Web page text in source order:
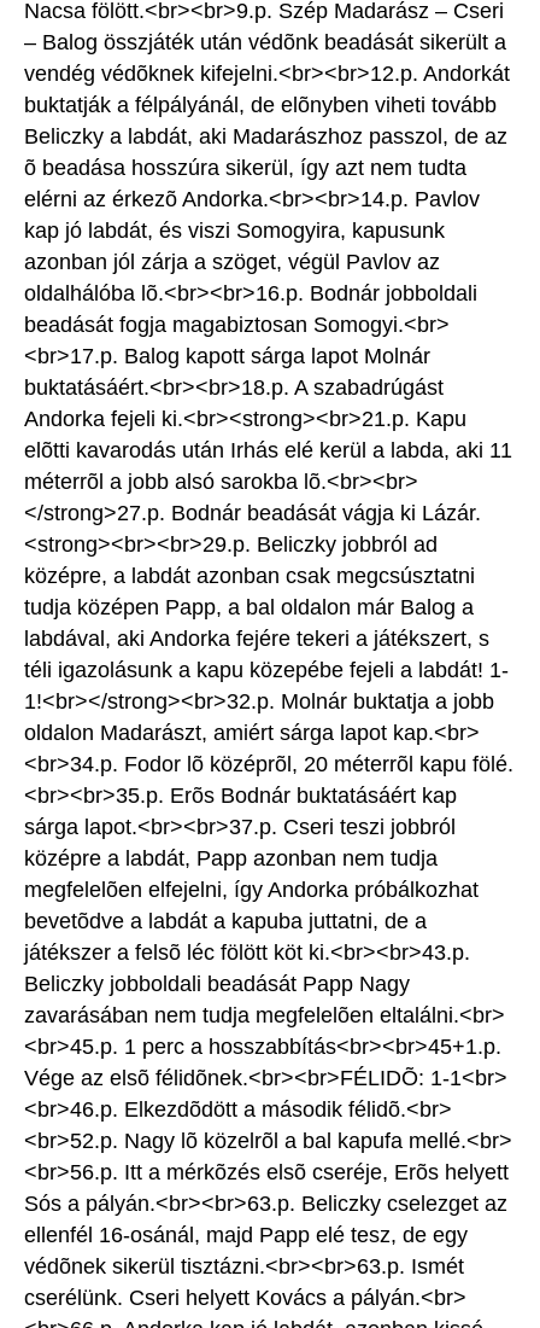
Nacsa fölött.<br><br>9.p. Szép Madarász – Cseri
– Balog összjáték után védõnk beadását sikerült a
vendég védõknek kifejelni.<br><br>12.p. Andorkát
buktatják a félpályánál, de elõnyben viheti tovább
Beliczky a labdát, aki Madarászhoz passzol, de az
õ beadása hosszúra sikerül, így azt nem tudta
elérni az érkezõ Andorka.<br><br>14.p. Pavlov
kap jó labdát, és viszi Somogyira, kapusunk
azonban jól zárja a szöget, végül Pavlov az
oldalhálóba lõ.<br><br>16.p. Bodnár jobboldali
beadását fogja magabiztosan Somogyi.<br>
<br>17.p. Balog kapott sárga lapot Molnár
buktatásáért.<br><br>18.p. A szabadrúgást
Andorka fejeli ki.<br><strong><br>21.p. Kapu
elõtti kavarodás után Irhás elé kerül a labda, aki 11
méterrõl a jobb alsó sarokba lõ.<br><br>
</strong>27.p. Bodnár beadását vágja ki Lázár.
<strong><br><br>29.p. Beliczky jobbról ad
középre, a labdát azonban csak megcsúsztatni
tudja középen Papp, a bal oldalon már Balog a
labdával, aki Andorka fejére tekeri a játékszert, s
téli igazolásunk a kapu közepébe fejeli a labdát! 1-
1!<br></strong><br>32.p. Molnár buktatja a jobb
oldalon Madarászt, amiért sárga lapot kap.<br>
<br>34.p. Fodor lõ középrõl, 20 méterrõl kapu fölé.
<br><br>35.p. Erõs Bodnár buktatásáért kap
sárga lapot.<br><br>37.p. Cseri teszi jobbról
középre a labdát, Papp azonban nem tudja
megfelelõen elfejelni, így Andorka próbálkozhat
bevetõdve a labdát a kapuba juttatni, de a
játékszer a felsõ léc fölött köt ki.<br><br>43.p.
Beliczky jobboldali beadását Papp Nagy
zavarásában nem tudja megfelelõen eltalálni.<br>
<br>45.p. 1 perc a hosszabbítás<br><br>45+1.p.
Vége az elsõ félidõnek.<br><br>FÉLIDÕ: 1-1<br>
<br>46.p. Elkezdõdött a második félidõ.<br>
<br>52.p. Nagy lõ közelrõl a bal kapufa mellé.<br>
<br>56.p. Itt a mérkõzés elsõ cseréje, Erõs helyett
Sós a pályán.<br><br>63.p. Beliczky cselezget az
ellenfél 16-osánál, majd Papp elé tesz, de egy
védõnek sikerül tisztázni.<br><br>63.p. Ismét
cserélünk. Cseri helyett Kovács a pályán.<br>